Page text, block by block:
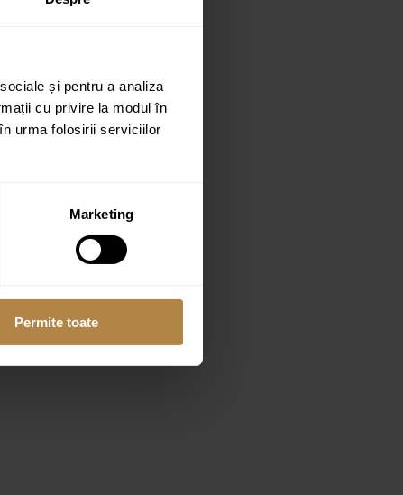
și pentru a analiza
cu privire la modul în
urma folosirii serviciilor
Marketing
Permite toate